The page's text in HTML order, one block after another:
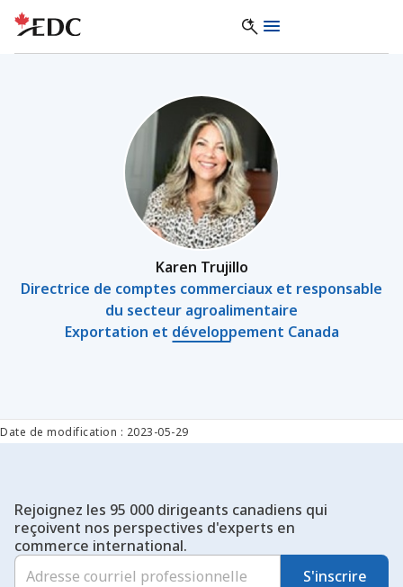
Karen Trujillo
Directrice de comptes commerciaux et responsable
du secteur agroalimentaire
Exportation et développement Canada
Date de modification : 2023-05-29
Rejoignez les 95 000 dirigeants canadiens qui
reçoivent nos perspectives d'experts en
commerce international.
S'inscrire